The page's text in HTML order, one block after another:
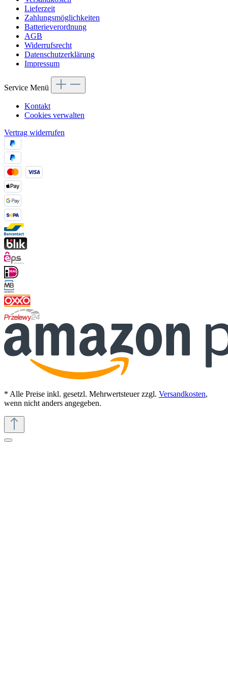
Lieferzeit
Zahlungsmöglichkeiten
Batterieverordnung
AGB
Widerrufsrecht
Datenschutzerklärung
Impressum
Service Menü
Kontakt
Cookies verwalten
Vertrag widerrufen
* Alle Preise inkl. gesetzl. Mehrwertsteuer zzgl. Versandkosten,
wenn nicht anders angegeben.